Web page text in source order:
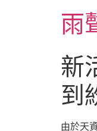
雨
新
到
由於天